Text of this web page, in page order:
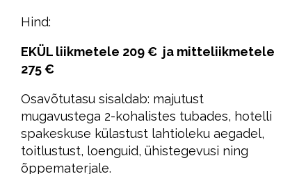
Hind:
EKÜL liikmetele 209 € ja mitteliikmetele
275 €
Osavõtutasu sisaldab: majutust
mugavustega 2-kohalistes tubades, hotelli
spakeskuse külastust lahtioleku aegadel,
toitlustust, loenguid, ühistegevusi ning
õppematerjale.